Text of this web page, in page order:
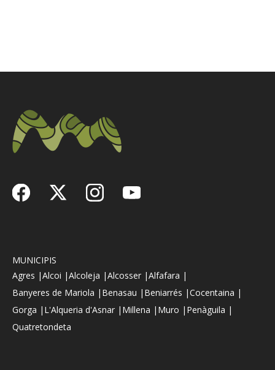
MUNICIPIS
Agres |Alcoi |Alcoleja |Alcosser |Alfafara |
Banyeres de Mariola | Benasau | Beniarrés |Cocentaina |
Gorga | L'Alqueria d'Asnar | Millena | Muro | Penàguila |
Quatretondeta